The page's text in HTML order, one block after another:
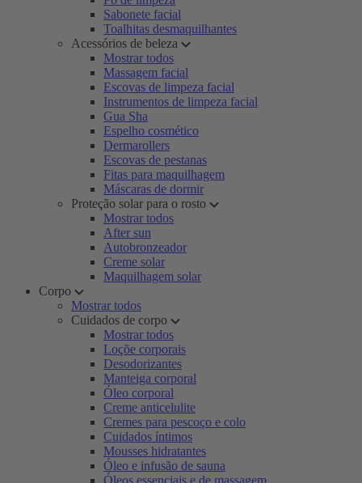
Sabonete facial
Toalhitas desmaquilhantes
Acessórios de beleza
Mostrar todos
Massagem facial
Escovas de limpeza facial
Instrumentos de limpeza facial
Gua Sha
Espelho cosmético
Dermarollers
Escovas de pestanas
Fitas para maquilhagem
Máscaras de dormir
Proteção solar para o rosto
Mostrar todos
After sun
Autobronzeador
Creme solar
Maquilhagem solar
Corpo
Mostrar todos
Cuidados de corpo
Mostrar todos
Loçõe corporais
Desodorizantes
Manteiga corporal
Óleo corporal
Creme anticelulite
Cremes para pescoço e colo
Cuidados íntimos
Mousses hidratantes
Óleo e infusão de sauna
Óleos essenciais e de massagem